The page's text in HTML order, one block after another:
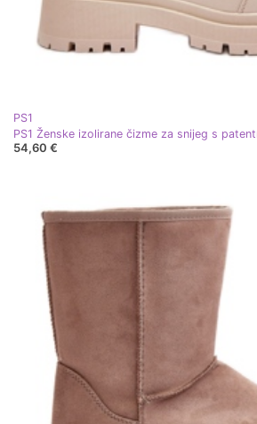
PS1
54,60 €